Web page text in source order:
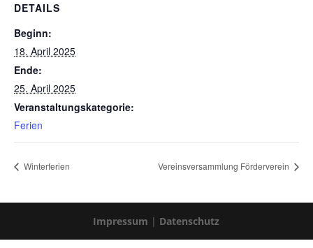
DETAILS
Beginn:
18. April 2025
Ende:
25. April 2025
Veranstaltungskategorie:
Ferien
Winterferien Vereinsversammlung Förderverein
Impressum | Datenschutz